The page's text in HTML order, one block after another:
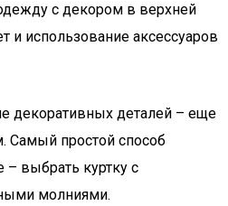
с декором в верхней
и использование аксессуаров
декоративных деталей – еще
простой способ
– выбрать куртку с
молниями.